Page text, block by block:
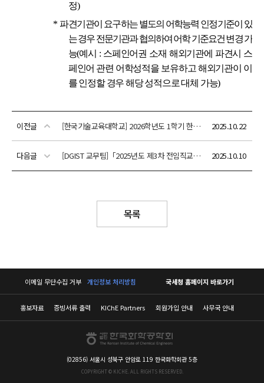
이전글 [한국기술교육대학교] 2026학년도 1학기 한국기술교육대학교 에너지신소재화학공학부(화학생명전공) 전임교원(정년트랙) 신규채용 공고 2025.10.22
다음글 [DGIST 교무팀]「2025년도 제3차 전임직교원 상시 공개초빙」안내 2025.10.10
목록
이메일 무단수집 거부 개인정보 처리방침 국세청 홈페이지 바로가기
홍보자료 증빙서류 출력 KIChE Partners 회원가입 안내 사무국 안내
(02856) 서울시 성북구 안암로 119 한국화학회관 5층
COPYRIGHT © KICHE. ALL RIGHTS RESERVED.